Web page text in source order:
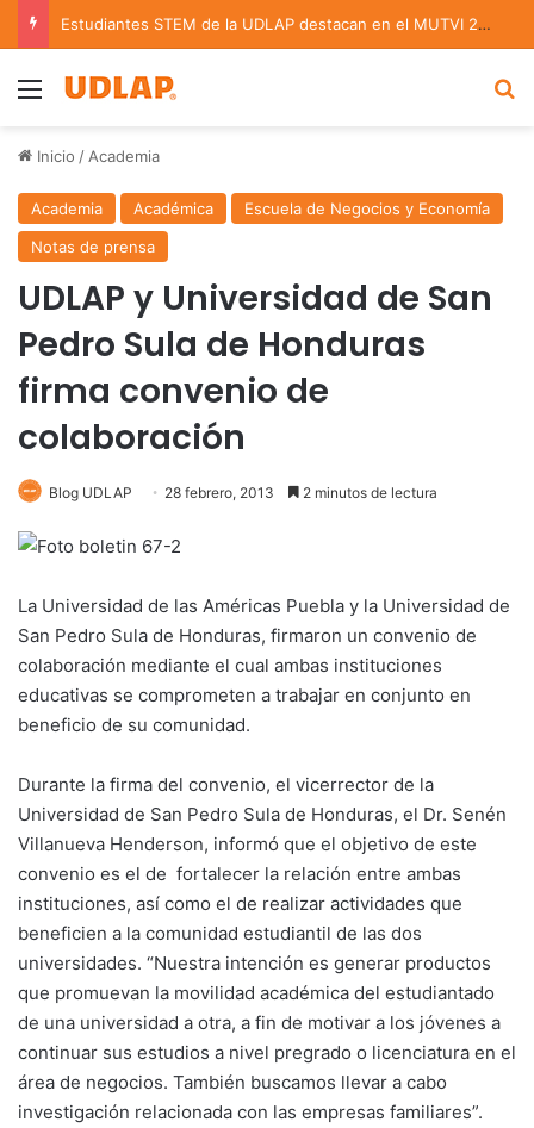
Estudiantes STEM de la UDLAP destacan en el MUTVI 2026
Menu
Inicio / Academia
Academia Académica
Escuela de Negocios y Economía
Notas de prensa
UDLAP y Universidad de San
Pedro Sula de Honduras
firma convenio de
colaboración
Blog UDLAP 28 febrero, 2013 2 minutos de lectura
La Universidad de las Américas Puebla y la Universidad de
San Pedro Sula de Honduras, firmaron un convenio de
colaboración mediante el cual ambas instituciones
educativas se comprometen a trabajar en conjunto en
beneficio de su comunidad.
Durante la firma del convenio, el vicerrector de la
Universidad de San Pedro Sula de Honduras, el Dr. Senén
Villanueva Henderson, informó que el objetivo de este
convenio es el de fortalecer la relación entre ambas
instituciones, así como el de realizar actividades que
beneficien a la comunidad estudiantil de las dos
universidades. “Nuestra intención es generar productos
que promuevan la movilidad académica del estudiantado
de una universidad a otra, a fin de motivar a los jóvenes a
continuar sus estudios a nivel pregrado o licenciatura en el
área de negocios. También buscamos llevar a cabo
investigación relacionada con las empresas familiares”.